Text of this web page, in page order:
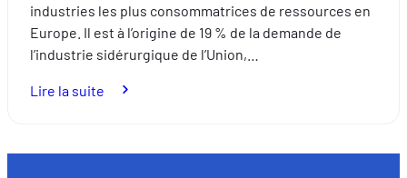
industries les plus consommatrices de ressources en
Europe. Il est à l’origine de 19 % de la demande de
l’industrie sidérurgique de l’Union,…
Lire la suite
de